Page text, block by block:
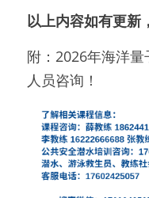
以上内容如有更新
附：2026年海洋
人员咨询！